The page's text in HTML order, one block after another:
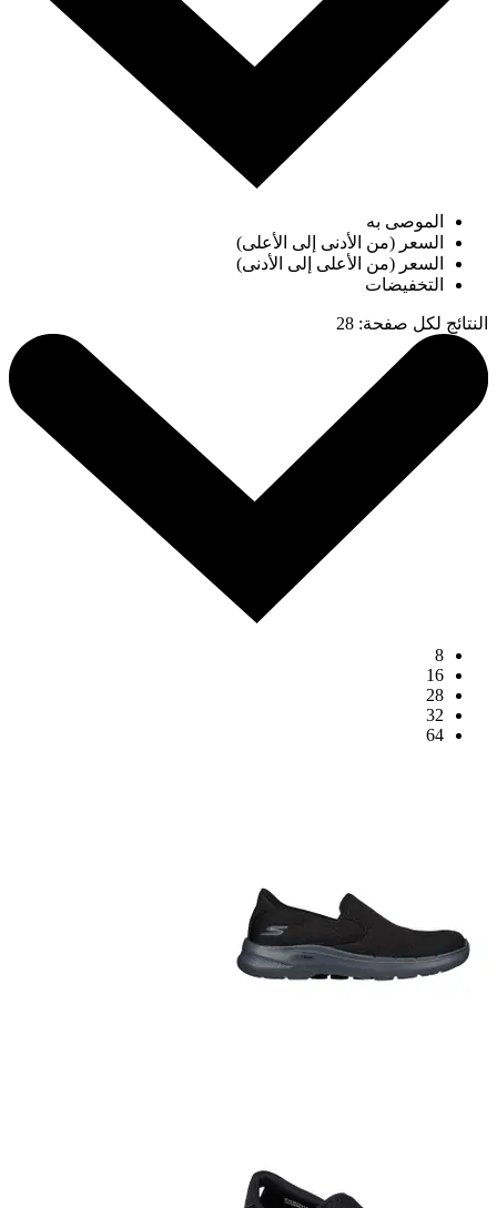
الموصى به
السعر (من الأدنى إلى الأعلى)
السعر (من الأعلى إلى الأدنى)
التخفيضات
النتائج لكل صفحة:
28
8
16
28
32
64